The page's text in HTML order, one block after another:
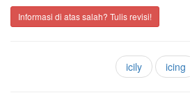
Informasi di atas salah? Tulis revisi!
icily icing